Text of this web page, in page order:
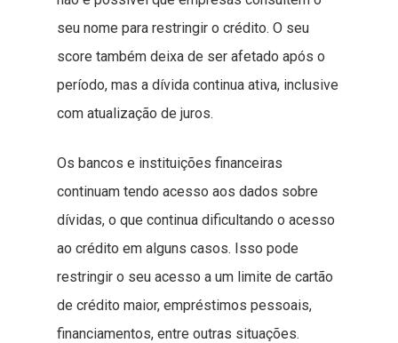
seu nome para restringir o crédito. O seu
score também deixa de ser afetado após o
período, mas a dívida continua ativa, inclusive
com atualização de juros.
Os bancos e instituições financeiras
continuam tendo acesso aos dados sobre
dívidas, o que continua dificultando o acesso
ao crédito em alguns casos. Isso pode
restringir o seu acesso a um limite de cartão
de crédito maior, empréstimos pessoais,
financiamentos, entre outras situações.